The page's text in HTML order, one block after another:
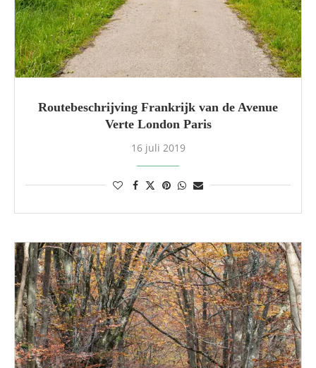
Routebeschrijving Frankrijk van de Avenue
Verte London Paris
16 juli 2019